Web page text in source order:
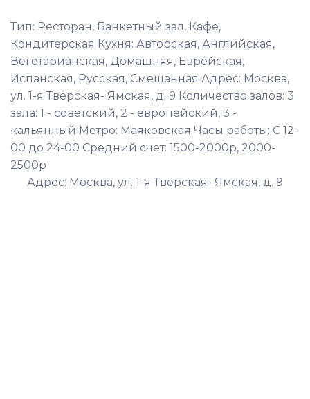
Тип: Ресторан, Банкетный зал, Кафе,
Кондитерская Кухня: Авторская, Английская,
Вегетарианская, Домашняя, Еврейская,
Испанская, Русская, Смешанная Адрес: Москва,
ул. 1-я Тверская- Ямская, д. 9 Количество залов: 3
зала: 1 - советский, 2 - европейский, 3 -
кальянный Метро: Маяковская Часы работы: С 12-
00 до 24-00 Средний счет: 1500-2000р, 2000-
2500р
Адрес: Москва, ул. 1-я Тверская- Ямская, д. 9